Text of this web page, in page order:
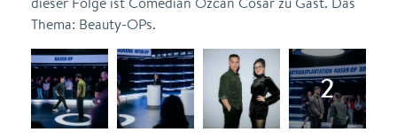
Thema: Beauty-OPs.